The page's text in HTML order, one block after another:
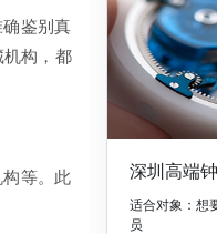
鉴别真
构，都
等。此
深圳高端
适合对象：想
员